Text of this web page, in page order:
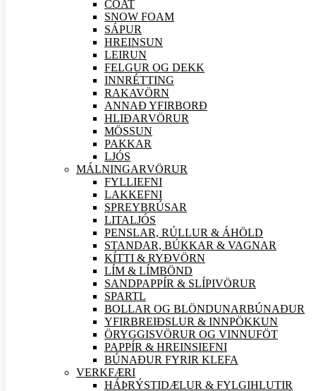
COAT
SNOW FOAM
SÁPUR
HREINSUN
LEIRUN
FELGUR OG DEKK
INNRÉTTING
RAKAVÖRN
ANNAÐ YFIRBORÐ
HLIÐARVÖRUR
MÖSSUN
PAKKAR
LJÓS
MÁLNINGARVÖRUR
FYLLIEFNI
LAKKEFNI
SPREYBRÚSAR
LITALJÓS
PENSLAR, RÚLLUR & ÁHÖLD
STANDAR, BÚKKAR & VAGNAR
KÍTTI & RYÐVÖRN
LÍM & LÍMBÖND
SANDPAPPÍR & SLÍPIVÖRUR
SPARTL
BOLLAR OG BLÖNDUNARBÚNAÐUR
YFIRBREIÐSLUR & INNPÖKKUN
ÖRYGGISVÖRUR OG VINNUFÖT
PAPPÍR & HREINSIEFNI
BÚNAÐUR FYRIR KLEFA
VERKFÆRI
HÁÞRÝSTIDÆLUR & FYLGIHLUTIR